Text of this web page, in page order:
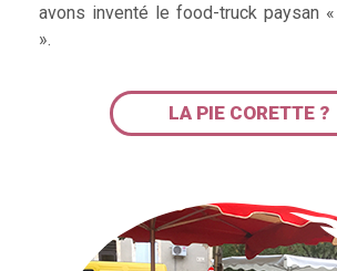
avons inventé le food-truck paysan
».
LA PIE CORETTE ?